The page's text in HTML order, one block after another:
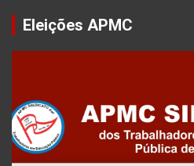
Eleições APMC